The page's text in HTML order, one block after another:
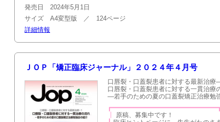
発売日 2024年5月1日
サイズ A4変型版 ／ 124ページ
詳細情報
ＪＯＰ「矯正臨床ジャーナル」２０２４年４月号
口唇裂・口蓋裂患者に対する最新治療
口唇裂・口蓋裂患者に対する一貫治療
―若手のための夏の口蓋裂矯正治療勉
原稿、募集